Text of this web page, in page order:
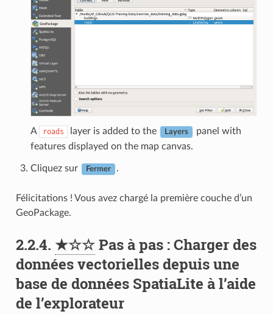
A roads layer is added to the Layers
panel with
features displayed on the map canvas.
Cliquez sur Fermer .
Félicitations ! Vous avez chargé la première couche d’un
GeoPackage.
2.2.4. ★☆☆Pas à pas : Charger des
données vectorielles depuis une
base de données SpatiaLite à l’aide
de l’explorateur